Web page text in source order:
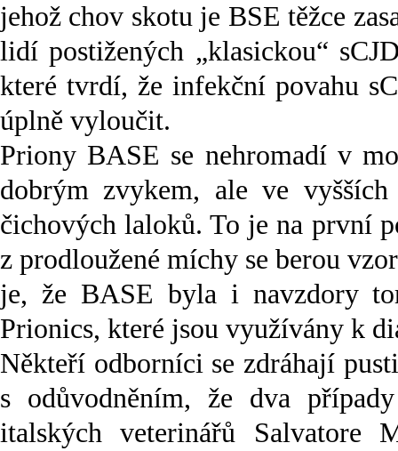
jehož chov skotu je BSE těžce
lidí postižených „klasickou“
které tvrdí, že infekční povahu
úplně vyloučit.
Priony BASE se nehromadí v
dobrým zvykem, ale ve
čichových laloků. To je na první
z prodloužené míchy se berou
je, že BASE byla i navzdory
Prionics, které jsou využívány k
Někteří odborníci se zdráhají
s odůvodněním, že dva
italských veterinářů